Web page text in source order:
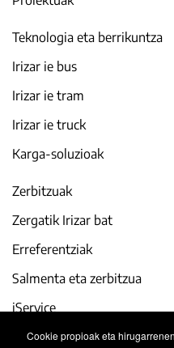
Cookie propioak eta
Teknologia eta berrikuntza
Irizar ie bus
Irizar ie tram
Irizar ie truck
Karga-soluzioak
Zerbitzuak
Zergatik Irizar bat
Erreferentziak
Salmenta eta zerbitzua
iService
Gaur egun